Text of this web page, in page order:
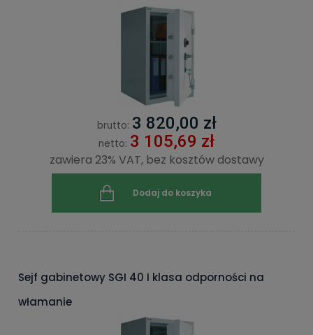
brutto: 3 820,00 zł
netto: 3 105,69 zł
zawiera 23% VAT, bez kosztów dostawy
Dodaj do koszyka
Sejf gabinetowy SGI 40 I klasa odporności na
włamanie